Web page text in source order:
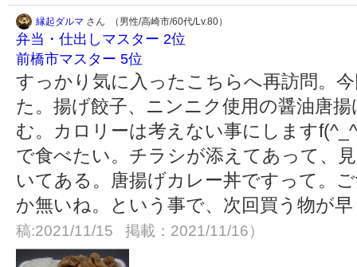
縁起ダルマ さん （男性/高崎市/60代/Lv.80）
弁当・仕出しマスター 2位
前橋市マスター 5位
すっかり気に入ったこちらへ再訪問。
た。揚げ餃子、ニンニク使用の醤油唐
む。カロリーは考えない事にします
で食べたい。チラシが添えてあって、
いてある。唐揚げカレー丼ですって。
か無いね。という事で、次回買う物が
稿:2021/11/15 掲載：2021/11/16）